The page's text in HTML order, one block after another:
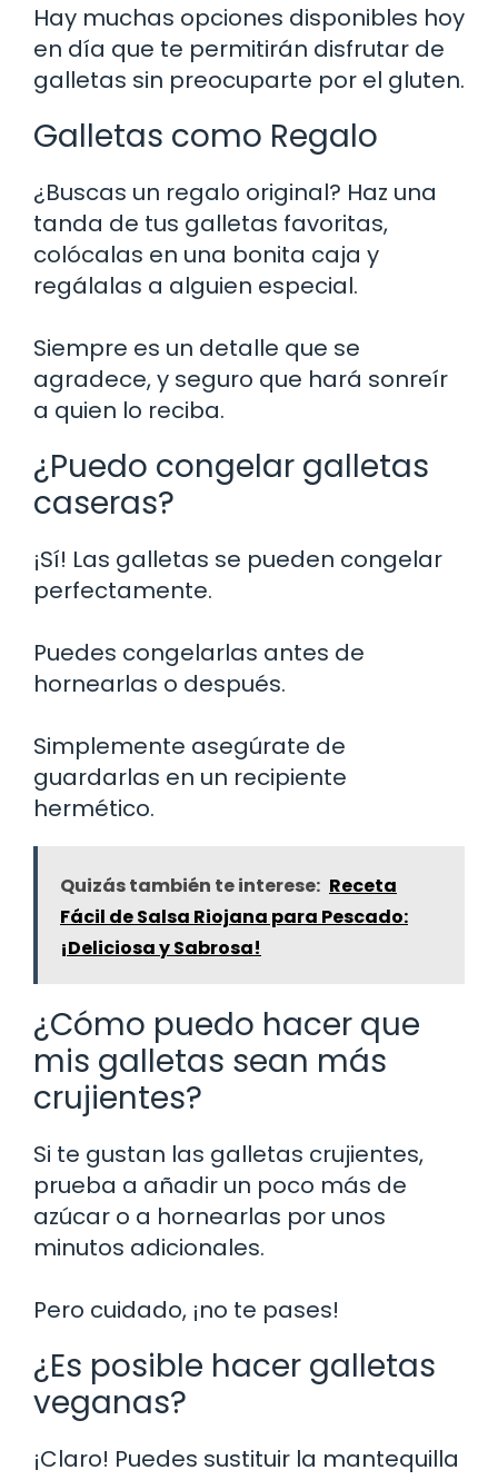
Hay muchas opciones disponibles hoy
en día que te permitirán disfrutar de
galletas sin preocuparte por el gluten.
Galletas como Regalo
¿Buscas un regalo original? Haz una
tanda de tus galletas favoritas,
colócalas en una bonita caja y
regálalas a alguien especial.
Siempre es un detalle que se
agradece, y seguro que hará sonreír
a quien lo reciba.
¿Puedo congelar galletas
caseras?
¡Sí! Las galletas se pueden congelar
perfectamente.
Puedes congelarlas antes de
hornearlas o después.
Simplemente asegúrate de
guardarlas en un recipiente
hermético.
Quizás también te interese: Receta
Fácil de Salsa Riojana para Pescado:
¡Deliciosa y Sabrosa!
¿Cómo puedo hacer que
mis galletas sean más
crujientes?
Si te gustan las galletas crujientes,
prueba a añadir un poco más de
azúcar o a hornearlas por unos
minutos adicionales.
Pero cuidado, ¡no te pases!
¿Es posible hacer galletas
veganas?
¡Claro! Puedes sustituir la mantequilla